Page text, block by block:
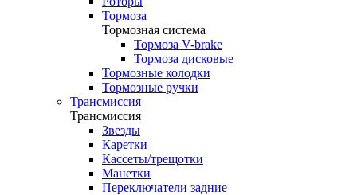
Тормоза
Тормозная система
Тормоза V-brake
Тормоза дисковые
Тормозные колодки
Тормозные ручки
Трансмиссия
Трансмиссия
Звезды
Каретки
Кассеты/трещотки
Манетки
Переключатели задние